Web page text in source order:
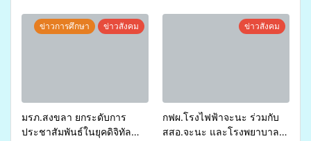
สุขภาพแก่ประชาชนในพื้นที่
อำเภอจะนะ
จ่ายงบกองทุนสุขภาพตำบล
รองรับการจัดบริการพาหนะรับ
ข่าวการศึกษา ข่าวสังคม
มรภ.สงขลา ยกระดับการ
ประชาสัมพันธ์ในยุคดิจิทัล
ข่าวสังคม
กฟผ.โรงไฟฟ้าจะนะ ร่วมกับ
สสอ.จะนะ และโรงพยาบาล